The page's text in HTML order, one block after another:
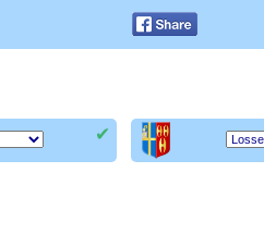
✔